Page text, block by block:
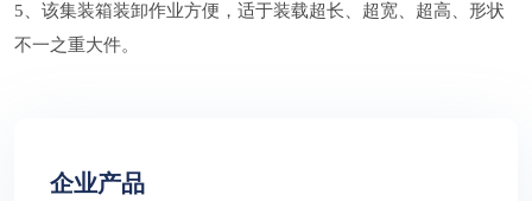
5、该集装箱装卸作业方便，适于装载超长、超宽、超高、形状
不一之重大件。
企业产品